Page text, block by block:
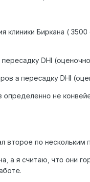
клиники Биркана (
пересадку DHI
а пересадку DHI
определенно не
второе по нескольким
а я считаю, что они